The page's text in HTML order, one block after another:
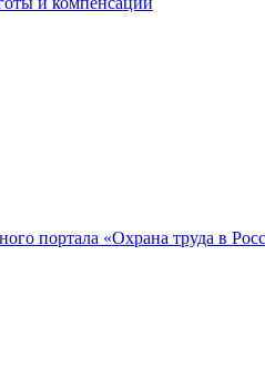
портала «Охрана труда в